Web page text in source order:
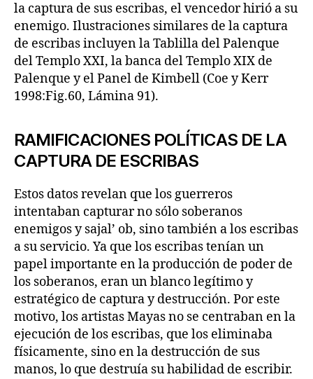
la captura de sus escribas, el vencedor hirió a su
enemigo. Ilustraciones similares de la captura
de escribas incluyen la Tablilla del Palenque
del Templo XXI, la banca del Templo XIX de
Palenque y el Panel de Kimbell (Coe y Kerr
1998:Fig.60, Lámina 91).
RAMIFICACIONES POLÍTICAS DE LA
CAPTURA DE ESCRIBAS
Estos datos revelan que los guerreros
intentaban capturar no sólo soberanos
enemigos y sajal’ ob, sino también a los escribas
a su servicio. Ya que los escribas tenían un
papel importante en la producción de poder de
los soberanos, eran un blanco legítimo y
estratégico de captura y destrucción. Por este
motivo, los artistas Mayas no se centraban en la
ejecución de los escribas, que los eliminaba
físicamente, sino en la destrucción de sus
manos, lo que destruía su habilidad de escribir.